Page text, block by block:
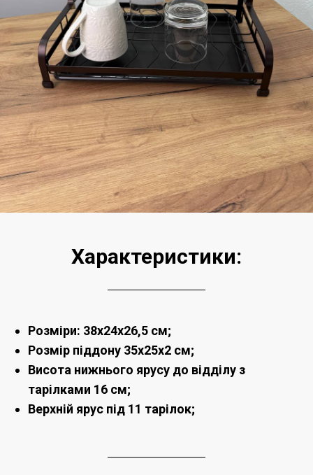
Характеристики:
Розміри: 38х24х26,5 см;
Розмір піддону 35х25х2 см;
Висота нижнього ярусу до відділу з
тарілками 16 см;
Верхній ярус під 11 тарілок;